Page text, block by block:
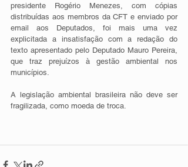
presidente Rogério Menezes, com cópias
distribuídas aos membros da CFT e enviado por
email aos Deputados, foi mais uma vez
explicitada a insatisfação com a redação do
texto apresentado pelo Deputado Mauro Pereira,
que traz prejuízos à gestão ambiental nos
municípios.
A legislação ambiental brasileira não deve ser
fragilizada, como moeda de troca.